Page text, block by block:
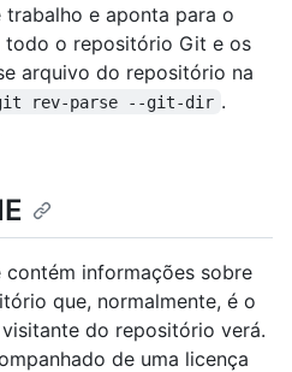
e aponta para o
o repositório Git e os
arquivo do repositório na
rev-parse --git-dir .
informações sobre
que, normalmente, é o
do repositório verá.
de uma licença